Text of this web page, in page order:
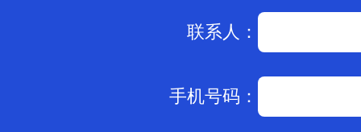
联系人：
手机号码：